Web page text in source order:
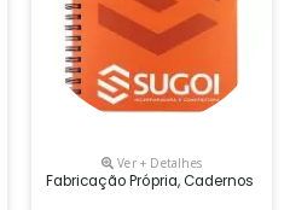
Do Seu Jeito.tamanhos
Ver + Detalhes
Fabricação Própria, Cadernos